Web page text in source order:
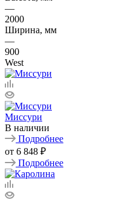
—
2000
Ширина, мм
—
900
West
Миссури
В наличии
Подробнее
от 6 848 ₽
Подробнее